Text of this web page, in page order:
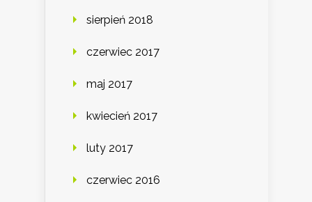
sierpień 2018
czerwiec 2017
maj 2017
kwiecień 2017
luty 2017
czerwiec 2016